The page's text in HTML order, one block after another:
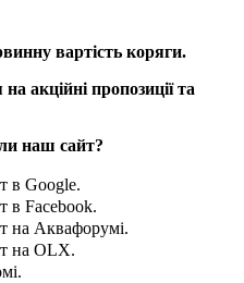
вартість коряги.
акційні пропозиції та
наш сайт?
в Google.
в Facebook.
на Аквафорумі.
на OLX.